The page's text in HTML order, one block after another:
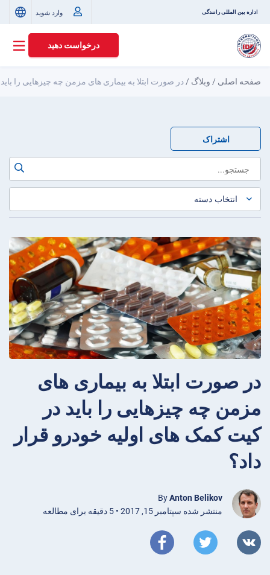
اداره بین المللی رانندگی وارد شوید
درخواست دهید
صفحه اصلی / وبلاگ / در صورت ابتلا به بیماری های مزمن چه چیزهایی را
اشتراک
در صورت ابتلا به بیماری های
مزمن چه چیزهایی را باید در
کیت کمک های اولیه خودرو قرار
داد؟
ByAnton Belikov
منتشر شده سپتامبر 15, 2017 • 5 دقیقه برای مطالعه